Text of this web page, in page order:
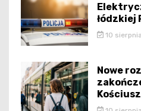
łódzkiej
10
Nowe